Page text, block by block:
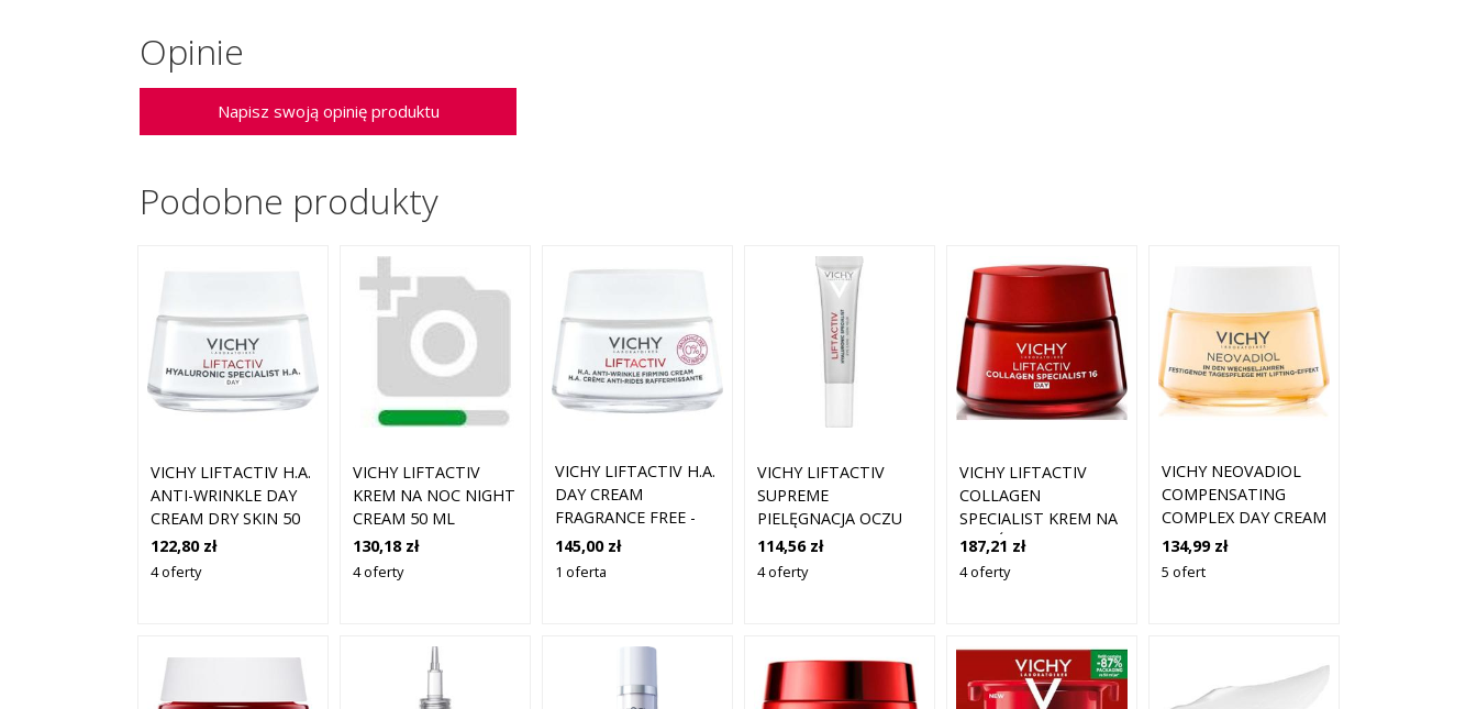
Opinie
Napisz swoją opinię produktu
Podobne produkty
VICHY LIFTACTIV H.A.
ANTI-WRINKLE DAY
CREAM DRY SKIN 50
ML
122,80 zł
4 oferty
VICHY LIFTACTIV
KREM NA NOC NIGHT
CREAM 50 ML
130,18 zł
4 oferty
VICHY LIFTACTIV H.A.
DAY CREAM
FRAGRANCE FREE -
KREM
PRZECIWZMARSZCZK
145,00 zł
1 oferta
VICHY LIFTACTIV
SUPREME
PIELĘGNACJA OCZU
PRZECIW
ZMARSZCZKOM 15
114,56 zł
4 oferty
VICHY LIFTACTIV
COLLAGEN
SPECIALIST KREM NA
DZIEŃ 50ML
187,21 zł
4 oferty
VICHY NEOVADIOL
COMPENSATING
COMPLEX DAY CREAM
FOR NORMAL TO
COMBINATI
134,99 zł
5 ofert